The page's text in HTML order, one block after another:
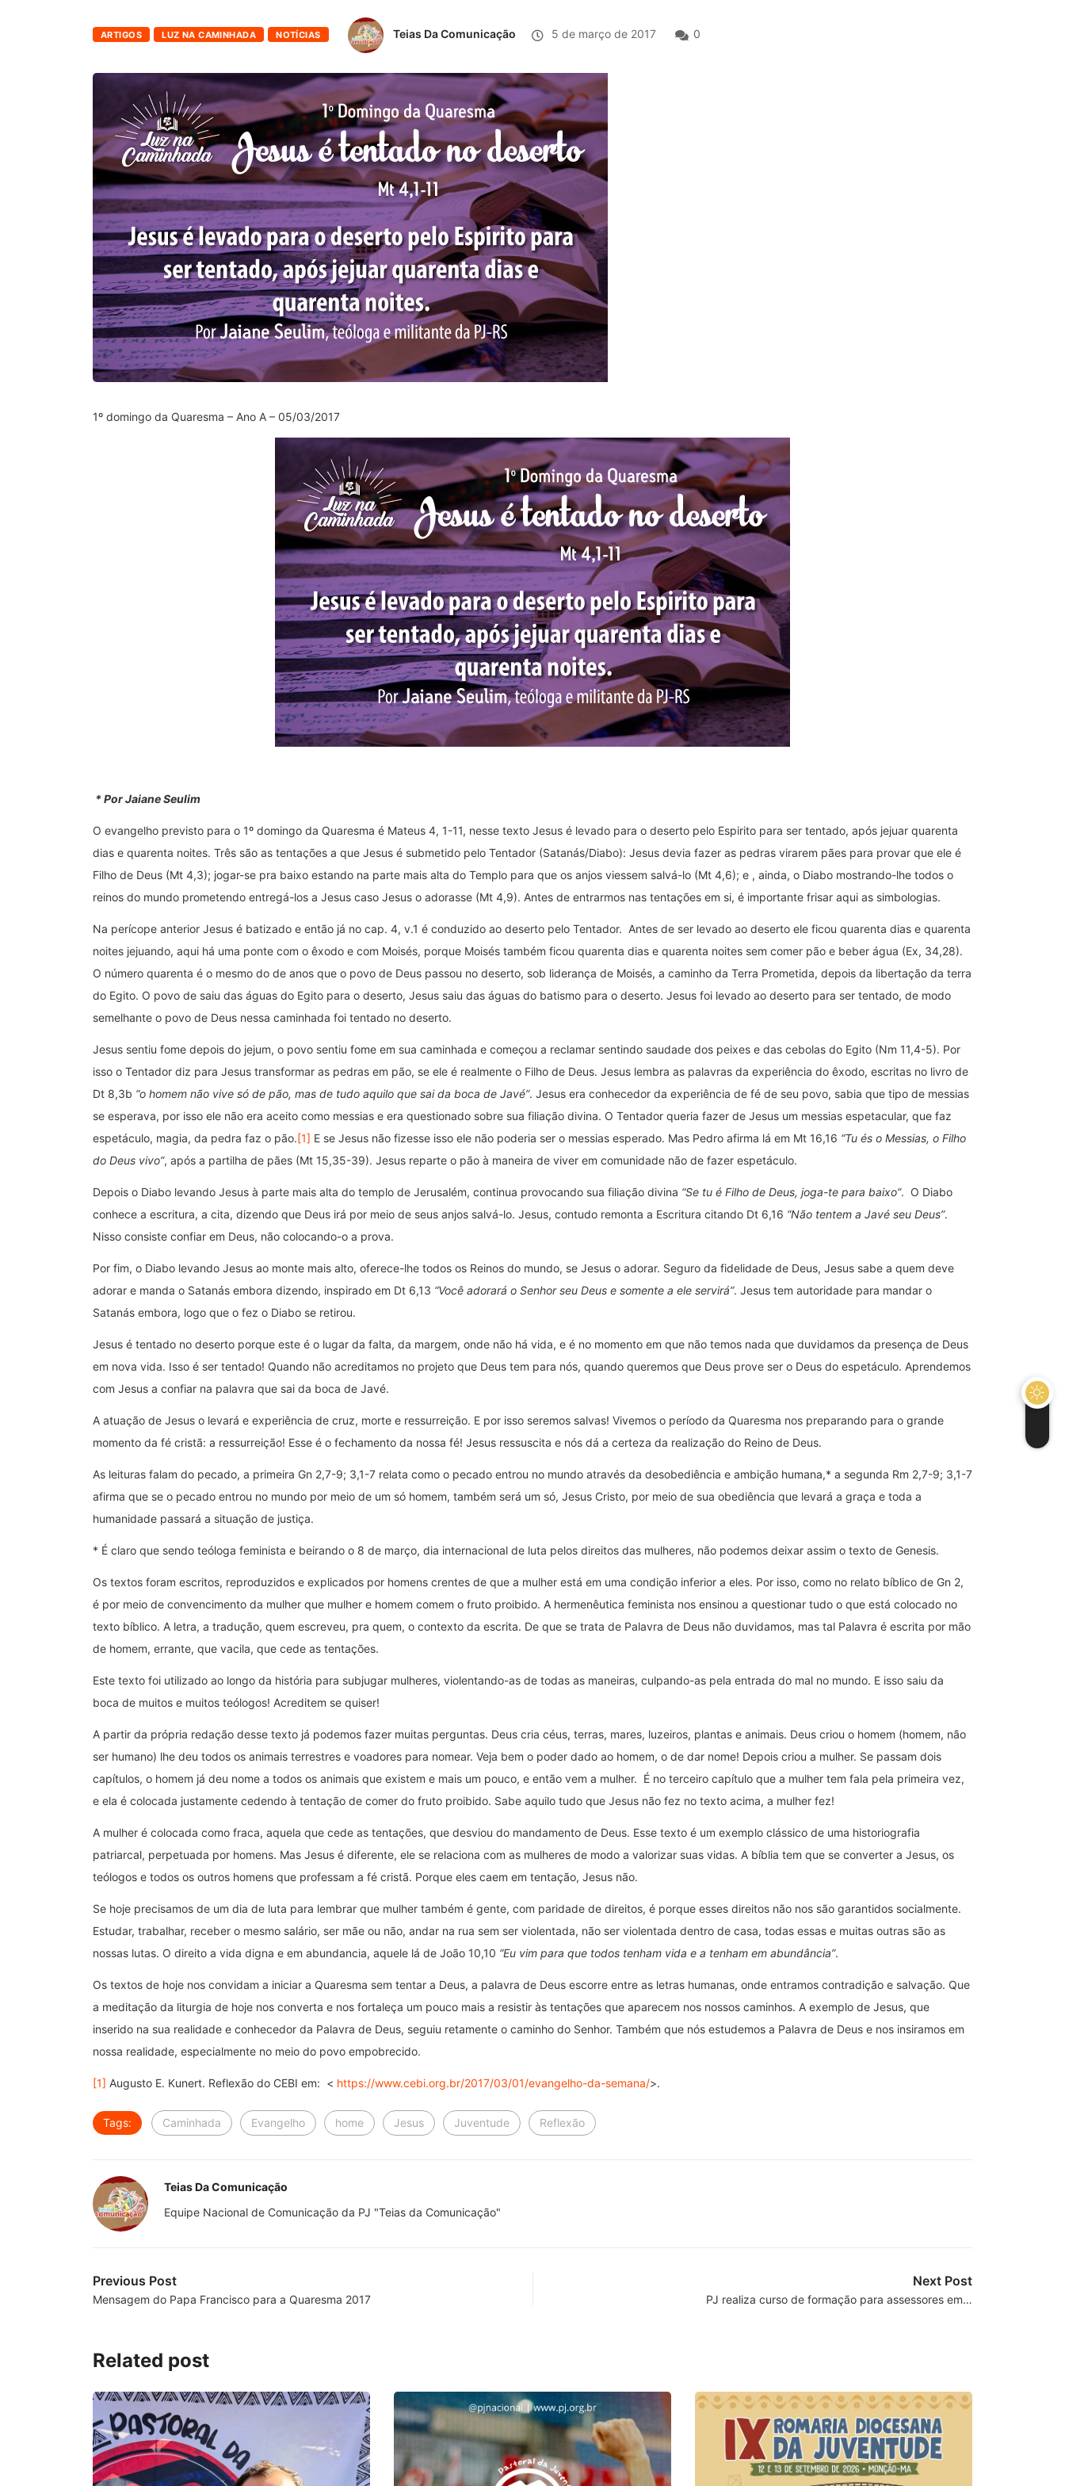
ARTIGOS LUZ NA CAMINHADA NOTÍCIAS Teias Da Comunicação 5 de março de 2017 0
1º domingo da Quaresma – Ano A – 05/03/2017
* Por Jaiane Seulim
O evangelho previsto para o 1º domingo da Quaresma é Mateus 4, 1-11, nesse texto Jesus é levado para o deserto pelo Espirito para ser tentado, após jejuar quarenta
dias e quarenta noites. Três são as tentações a que Jesus é submetido pelo Tentador (Satanás/Diabo): Jesus devia fazer as pedras virarem pães para provar que ele é
Filho de Deus (Mt 4,3); jogar-se pra baixo estando na parte mais alta do Templo para que os anjos viessem salvá-lo (Mt 4,6); e , ainda, o Diabo mostrando-lhe todos o
reinos do mundo prometendo entregá-los a Jesus caso Jesus o adorasse (Mt 4,9). Antes de entrarmos nas tentações em si, é importante frisar aqui as simbologias.
Na perícope anterior Jesus é batizado e então já no cap. 4, v.1 é conduzido ao deserto pelo Tentador. Antes de ser levado ao deserto ele ficou quarenta dias e quarenta
noites jejuando, aqui há uma ponte com o êxodo e com Moisés, porque Moisés também ficou quarenta dias e quarenta noites sem comer pão e beber água (Ex, 34,28).
O número quarenta é o mesmo do de anos que o povo de Deus passou no deserto, sob liderança de Moisés, a caminho da Terra Prometida, depois da libertação da terra
do Egito. O povo de saiu das águas do Egito para o deserto, Jesus saiu das águas do batismo para o deserto. Jesus foi levado ao deserto para ser tentado, de modo
semelhante o povo de Deus nessa caminhada foi tentado no deserto.
Jesus sentiu fome depois do jejum, o povo sentiu fome em sua caminhada e começou a reclamar sentindo saudade dos peixes e das cebolas do Egito (Nm 11,4-5). Por
isso o Tentador diz para Jesus transformar as pedras em pão, se ele é realmente o Filho de Deus. Jesus lembra as palavras da experiência do êxodo, escritas no livro de
Dt 8,3b “o homem não vive só de pão, mas de tudo aquilo que sai da boca de Javé”. Jesus era conhecedor da experiência de fé de seu povo, sabia que tipo de messias
se esperava, por isso ele não era aceito como messias e era questionado sobre sua filiação divina. O Tentador queria fazer de Jesus um messias espetacular, que faz
espetáculo, magia, da pedra faz o pão.[1] E se Jesus não fizesse isso ele não poderia ser o messias esperado. Mas Pedro afirma lá em Mt 16,16 “Tu és o Messias, o Filho
do Deus vivo”, após a partilha de pães (Mt 15,35-39). Jesus reparte o pão à maneira de viver em comunidade não de fazer espetáculo.
Depois o Diabo levando Jesus à parte mais alta do templo de Jerusalém, continua provocando sua filiação divina “Se tu é Filho de Deus, joga-te para baixo”. O Diabo
conhece a escritura, a cita, dizendo que Deus irá por meio de seus anjos salvá-lo. Jesus, contudo remonta a Escritura citando Dt 6,16 “Não tentem a Javé seu Deus”.
Nisso consiste confiar em Deus, não colocando-o a prova.
Por fim, o Diabo levando Jesus ao monte mais alto, oferece-lhe todos os Reinos do mundo, se Jesus o adorar. Seguro da fidelidade de Deus, Jesus sabe a quem deve
adorar e manda o Satanás embora dizendo, inspirado em Dt 6,13 “Você adorará o Senhor seu Deus e somente a ele servirá”. Jesus tem autoridade para mandar o
Satanás embora, logo que o fez o Diabo se retirou.
Jesus é tentado no deserto porque este é o lugar da falta, da margem, onde não há vida, e é no momento em que não temos nada que duvidamos da presença de Deus
em nova vida. Isso é ser tentado! Quando não acreditamos no projeto que Deus tem para nós, quando queremos que Deus prove ser o Deus do espetáculo. Aprendemos
com Jesus a confiar na palavra que sai da boca de Javé.
A atuação de Jesus o levará e experiência de cruz, morte e ressurreição. E por isso seremos salvas! Vivemos o período da Quaresma nos preparando para o grande
momento da fé cristã: a ressurreição! Esse é o fechamento da nossa fé! Jesus ressuscita e nós dá a certeza da realização do Reino de Deus.
As leituras falam do pecado, a primeira Gn 2,7-9; 3,1-7 relata como o pecado entrou no mundo através da desobediência e ambição humana,* a segunda Rm 2,7-9; 3,1-7
afirma que se o pecado entrou no mundo por meio de um só homem, também será um só, Jesus Cristo, por meio de sua obediência que levará a graça e toda a
humanidade passará a situação de justiça.
* É claro que sendo teóloga feminista e beirando o 8 de março, dia internacional de luta pelos direitos das mulheres, não podemos deixar assim o texto de Genesis.
Os textos foram escritos, reproduzidos e explicados por homens crentes de que a mulher está em uma condição inferior a eles. Por isso, como no relato bíblico de Gn 2,
é por meio de convencimento da mulher que mulher e homem comem o fruto proibido. A hermenêutica feminista nos ensinou a questionar tudo o que está colocado no
texto bíblico. A letra, a tradução, quem escreveu, pra quem, o contexto da escrita. De que se trata de Palavra de Deus não duvidamos, mas tal Palavra é escrita por mão
de homem, errante, que vacila, que cede as tentações.
Este texto foi utilizado ao longo da história para subjugar mulheres, violentando-as de todas as maneiras, culpando-as pela entrada do mal no mundo. E isso saiu da
boca de muitos e muitos teólogos! Acreditem se quiser!
A partir da própria redação desse texto já podemos fazer muitas perguntas. Deus cria céus, terras, mares, luzeiros, plantas e animais. Deus criou o homem (homem, não
ser humano) lhe deu todos os animais terrestres e voadores para nomear. Veja bem o poder dado ao homem, o de dar nome! Depois criou a mulher. Se passam dois
capítulos, o homem já deu nome a todos os animais que existem e mais um pouco, e então vem a mulher. É no terceiro capítulo que a mulher tem fala pela primeira vez,
e ela é colocada justamente cedendo à tentação de comer do fruto proibido. Sabe aquilo tudo que Jesus não fez no texto acima, a mulher fez!
A mulher é colocada como fraca, aquela que cede as tentações, que desviou do mandamento de Deus. Esse texto é um exemplo clássico de uma historiografia
patriarcal, perpetuada por homens. Mas Jesus é diferente, ele se relaciona com as mulheres de modo a valorizar suas vidas. A bíblia tem que se converter a Jesus, os
teólogos e todos os outros homens que professam a fé cristã. Porque eles caem em tentação, Jesus não.
Se hoje precisamos de um dia de luta para lembrar que mulher também é gente, com paridade de direitos, é porque esses direitos não nos são garantidos socialmente.
Estudar, trabalhar, receber o mesmo salário, ser mãe ou não, andar na rua sem ser violentada, não ser violentada dentro de casa, todas essas e muitas outras são as
nossas lutas. O direito a vida digna e em abundancia, aquele lá de João 10,10 “Eu vim para que todos tenham vida e a tenham em abundância”.
Os textos de hoje nos convidam a iniciar a Quaresma sem tentar a Deus, a palavra de Deus escorre entre as letras humanas, onde entramos contradição e salvação. Que
a meditação da liturgia de hoje nos converta e nos fortaleça um pouco mais a resistir às tentações que aparecem nos nossos caminhos. A exemplo de Jesus, que
inserido na sua realidade e conhecedor da Palavra de Deus, seguiu retamente o caminho do Senhor. Também que nós estudemos a Palavra de Deus e nos insiramos em
nossa realidade, especialmente no meio do povo empobrecido.
[1] Augusto E. Kunert. Reflexão do CEBI em: < https://www.cebi.org.br/2017/03/01/evangelho-da-semana/>.
Tags: Caminhada Evangelho home Jesus Juventude Reflexão
Teias Da Comunicação
Equipe Nacional de Comunicação da PJ "Teias da Comunicação"
Previous Post
Mensagem do Papa Francisco para a Quaresma 2017
Next Post
PJ realiza curso de formação para assessores em…
Related post